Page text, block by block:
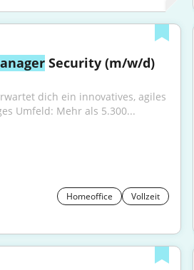
Security (m/w/d)
dich ein innovatives, agiles
Umfeld: Mehr als 5.300...
Homeoffice Vollzeit